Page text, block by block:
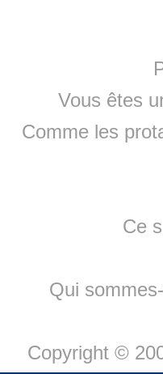
Vous êtes
Comme les
Ce
Qui
Copyright ©